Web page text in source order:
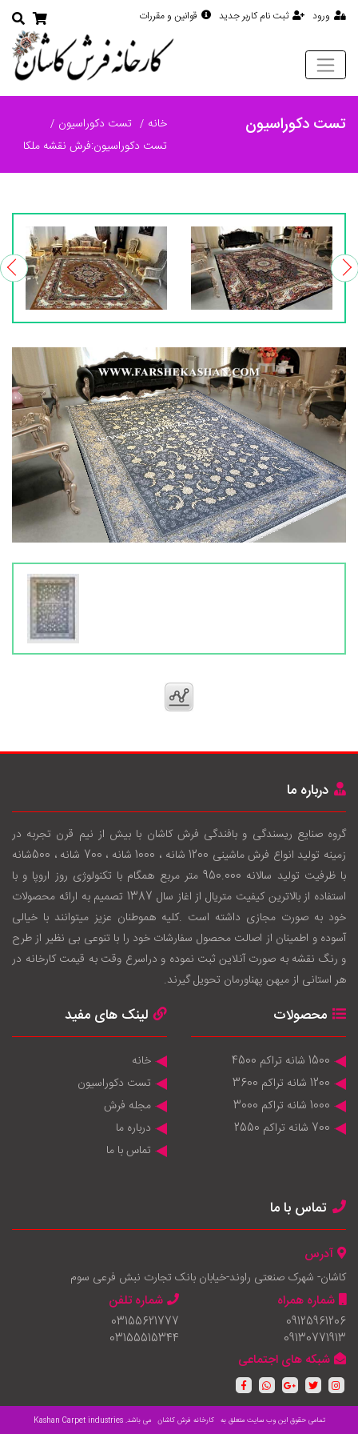
ورود ثبت نام کاربر جدید قوانین و مقررات
تست دکوراسیون خانه
تست دکوراسیون
تست دکوراسیون:فرش نقشه ملکا
درباره ما
گروه صنایع ریسندگی و بافندگی فرش کاشان با بيش از نيم قرن تجربه در
زمينه توليد انواع فرش ماشینی 1200 شانه ، 1000 شانه ، 700 شانه ، 500شانه
با ظرفيت توليد سالانه 950.000 متر مربع همگام با تکنولوژی روز اروپا و با
استفاده از بالاترين کيفيت متريال از اغاز سال 1387 تصميم به ارائه محصولات
خود به صورت مجازی داشته است .کليه هموطنان عزيز ميتوانند با خيالی
آسوده و اطمينان از اصالت محصول سفارشات خود را با تنوعی بی نظير از طرح
و رنگ نقشه به صورت آنلاين ثبت نموده و دراسرع وقت به قيمت کارخانه در
هر استانی از ميهن پهناورمان تحويل گيرند.
محصولات
1500 شانه تراکم 4500
1200 شانه تراکم 3600
1000 شانه تراکم 3000
700 شانه تراکم 2550
لینک های مفید
خانه
تست دکوراسیون
مجله فرش
درباره ما
تماس با ما
تماس با ما
آدرس
کاشان- شهرک صنعتی راوند-خیابان بانک تجارت نبش فرعی سوم
شماره همراه
09125961206
09130771913
شماره تلفن
03155621777
03155515344
شبکه های اجتماعی
تمامی حقوق این وب سایت متعلق به کارخانه فرش کاشان می باشد. Kashan Carpet industries